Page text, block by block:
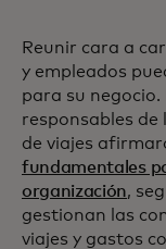
Reunir cara a
y empleados
para su negocio.
responsables de
de viajes
fundamentales
organización,
gestionan las
viajes y gastos